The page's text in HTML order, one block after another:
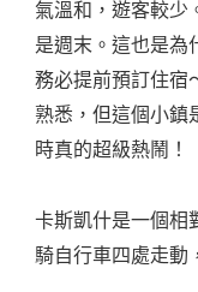
氣溫和，遊客較少
是週末。這也是為
務必提前預訂住宿
熟悉，但這個小鎮
時真的超級熱鬧！
卡斯凱什是一個相
騎自行車四處走動